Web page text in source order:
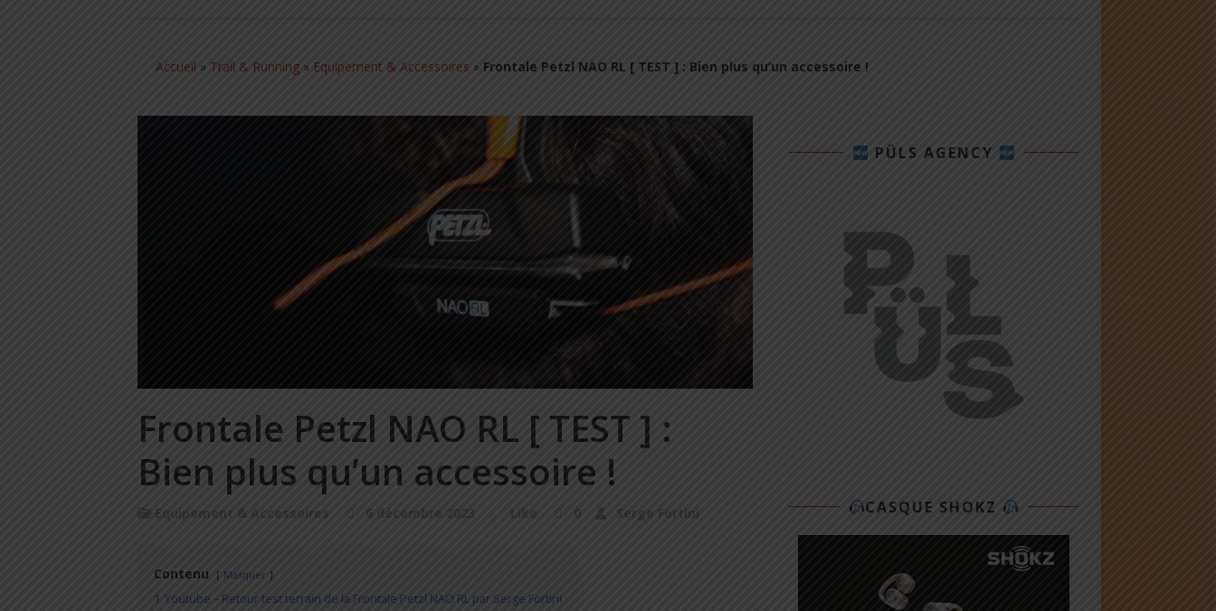
Accueil » Trail & Running » Equipement & Accessoires » Frontale Petzl NAO RL [ TEST ] : Bien plus qu’un accessoire !
Frontale Petzl NAO RL [ TEST ] :
Bien plus qu’un accessoire !
Equipement & Accessoires 6 décembre 2023 Like 0 Serge Fortini
Contenu Masquer
1 Youtube – Retour test terrain de la Frontale Petzl NAO RL par Serge Fortini
PÜLS AGENCY
CASQUE SHOKZ